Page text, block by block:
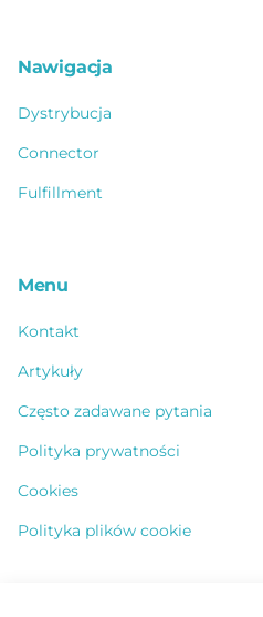
Nawigacja
Dystrybucja
Connector
Fulfillment
Menu
Kontakt
Artykuły
Często zadawane pytania
Polityka prywatności
Cookies
Polityka plików cookie